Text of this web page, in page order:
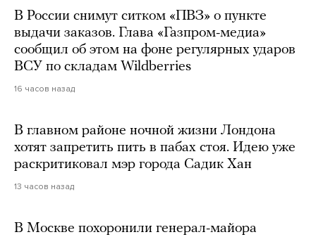
В России снимут ситком «ПВЗ» о пункте
выдачи заказов. Глава «Газпром-медиа»
сообщил об этом на фоне регулярных ударов
ВСУ по складам Wildberries
16 часов назад
В главном районе ночной жизни Лондона
хотят запретить пить в пабах стоя. Идею уже
раскритиковал мэр города Садик Хан
13 часов назад
В Москве похоронили генерал-майора